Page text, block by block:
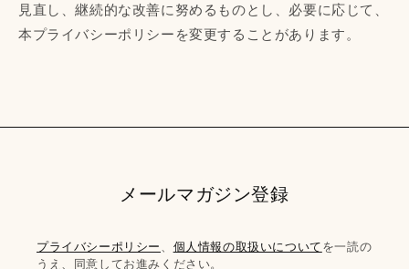
見直し、継続的な改善に努めるものとし、必要に応じて、
本プライバシーポリシーを変更することがあります。
メールマガジン登録
プライバシーポリシー、 個人情報の取扱いについてを一読の
うえ、同意してお進みください。